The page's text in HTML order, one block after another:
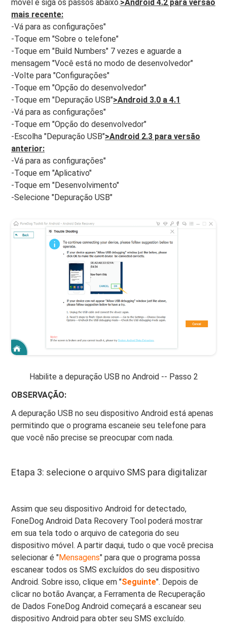
móvel e siga os passos abaixo.>Android 4.2 para versão
mais recente:
-Vá para as configurações"
-Toque em "Sobre o telefone"
-Toque em "Build Numbers" 7 vezes e aguarde a
mensagem "Você está no modo de desenvolvedor"
-Volte para "Configurações"
-Toque em "Opção do desenvolvedor"
-Toque em "Depuração USB">Android 3.0 a 4.1
-Vá para as configurações"
-Toque em "Opção do desenvolvedor"
-Escolha "Depuração USB">Android 2.3 para versão
anterior:
-Vá para as configurações"
-Toque em "Aplicativo"
-Toque em "Desenvolvimento"
-Selecione "Depuração USB"
Habilite a depuração USB no Android -- Passo 2
OBSERVAÇÃO:
A depuração USB no seu dispositivo Android está apenas
permitindo que o programa escaneie seu telefone para
que você não precise se preocupar com nada.
Etapa 3: selecione o arquivo SMS para digitalizar
Assim que seu dispositivo Android for detectado,
FoneDog Android Data Recovery Tool poderá mostrar
em sua tela todo o arquivo de categoria do seu
dispositivo móvel. A partir daqui, tudo o que você precisa
selecionar é "Mensagens" para que o programa possa
escanear todos os SMS excluídos do seu dispositivo
Android. Sobre isso, clique em "Seguinte". Depois de
clicar no botão Avançar, a Ferramenta de Recuperação
de Dados FoneDog Android começará a escanear seu
dispositivo Android para obter seu SMS excluído.